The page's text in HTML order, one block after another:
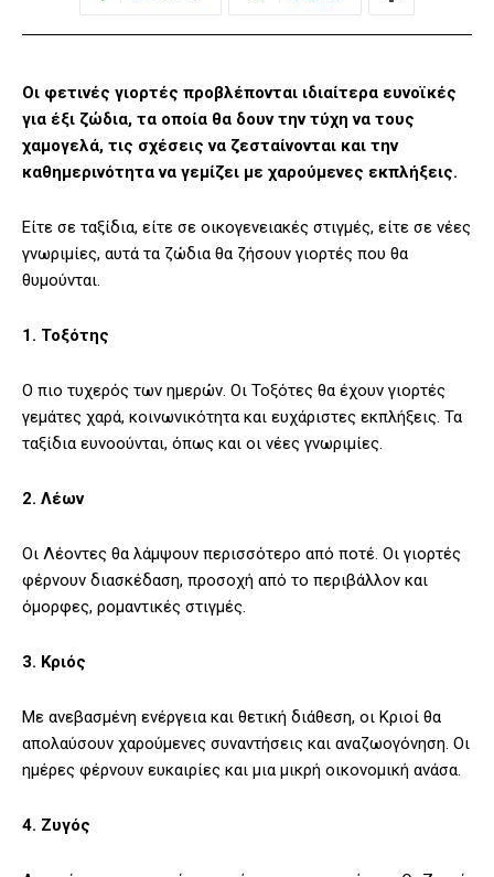
Οι φετινές γιορτές προβλέπονται ιδιαίτερα ευνοϊκές
για έξι ζώδια, τα οποία θα δουν την τύχη να τους
χαμογελά, τις σχέσεις να ζεσταίνονται και την
καθημερινότητα να γεμίζει με χαρούμενες εκπλήξεις.
Είτε σε ταξίδια, είτε σε οικογενειακές στιγμές, είτε σε νέες
γνωριμίες, αυτά τα ζώδια θα ζήσουν γιορτές που θα
θυμούνται.
1. Τοξότης
Ο πιο τυχερός των ημερών. Οι Τοξότες θα έχουν γιορτές
γεμάτες χαρά, κοινωνικότητα και ευχάριστες εκπλήξεις. Τα
ταξίδια ευνοούνται, όπως και οι νέες γνωριμίες.
2. Λέων
Οι Λέοντες θα λάμψουν περισσότερο από ποτέ. Οι γιορτές
φέρνουν διασκέδαση, προσοχή από το περιβάλλον και
όμορφες, ρομαντικές στιγμές.
3. Κριός
Με ανεβασμένη ενέργεια και θετική διάθεση, οι Κριοί θα
απολαύσουν χαρούμενες συναντήσεις και αναζωογόνηση. Οι
ημέρες φέρνουν ευκαιρίες και μια μικρή οικονομική ανάσα.
4. Ζυγός